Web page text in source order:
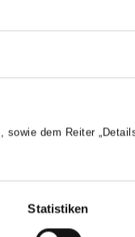
, sowie dem Reiter
Statistiken